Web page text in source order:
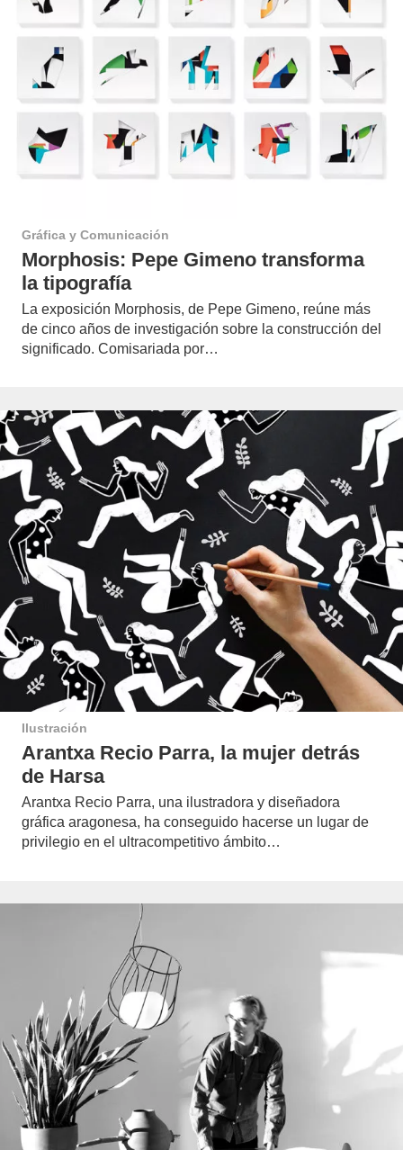
Gráfica y Comunicación
Morphosis: Pepe Gimeno transforma
la tipografía
La exposición Morphosis, de Pepe Gimeno, reúne más
de cinco años de investigación sobre la construcción del
significado. Comisariada por…
Ilustración
Arantxa Recio Parra, la mujer detrás
de Harsa
Arantxa Recio Parra, una ilustradora y diseñadora
gráfica aragonesa, ha conseguido hacerse un lugar de
privilegio en el ultracompetitivo ámbito…